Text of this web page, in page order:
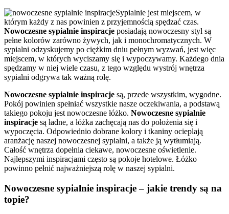
Sypialnie jest miejscem, w
którym każdy z nas powinien z przyjemnością spędzać czas.
Nowoczesne sypialnie inspiracje posiadają nowoczesny styl są
pełne kolorów zarówno żywych, jak i monochromatycznych. W
sypialni odzyskujemy po ciężkim dniu pełnym wyzwań, jest więc
miejscem, w których wyciszamy się i wypoczywamy. Każdego dnia
spędzamy w niej wiele czasu, z tego względu wystrój wnętrza
sypialni odgrywa tak ważną rolę.
Nowoczesne sypialnie inspiracje są, przede wszystkim, wygodne.
Pokój powinien spełniać wszystkie nasze oczekiwania, a podstawą
takiego pokoju jest nowoczesne łóżko. Nowoczesne sypialnie
inspiracje są ładne, a łóżka zachęcają nas do położenia się i
wypoczęcia. Odpowiednio dobrane kolory i tkaniny ocieplają
aranżację naszej nowoczesnej sypialni, a także ją wytłumiają.
Całość wnętrza dopełnia ciekawe, nowoczesne oświetlenie.
Najlepszymi inspiracjami często są pokoje hotelowe. Łóżko
powinno pełnić najważniejszą rolę w naszej sypialni.
Nowoczesne sypialnie inspiracje – jakie trendy są na
topie?